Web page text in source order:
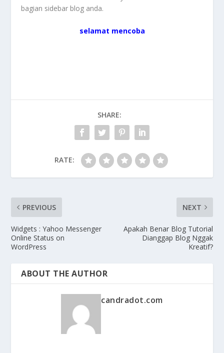
bagian sidebar blog anda.
selamat mencoba
SHARE:
RATE:
PREVIOUS
Widgets : Yahoo Messenger
Online Status on
WordPress
NEXT
Apakah Benar Blog Tutorial
Dianggap Blog Nggak
Kreatif?
ABOUT THE AUTHOR
candradot.com